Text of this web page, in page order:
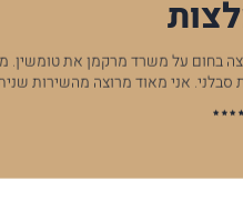
בחום על משרד מרקמן את טומשין.
סבלני. אני מאוד מרוצה מהשירות